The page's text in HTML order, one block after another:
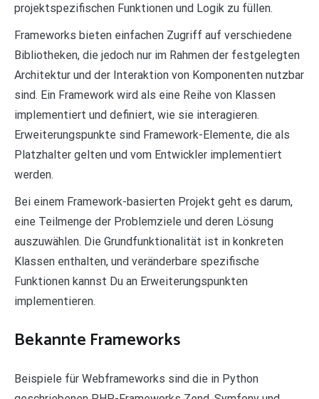
projektspezifischen Funktionen und Logik zu füllen.
Frameworks bieten einfachen Zugriff auf verschiedene
Bibliotheken, die jedoch nur im Rahmen der festgelegten
Architektur und der Interaktion von Komponenten nutzbar
sind. Ein Framework wird als eine Reihe von Klassen
implementiert und definiert, wie sie interagieren.
Erweiterungspunkte sind Framework-Elemente, die als
Platzhalter gelten und vom Entwickler implementiert
werden.
Bei einem Framework-basierten Projekt geht es darum,
eine Teilmenge der Problemziele und deren Lösung
auszuwählen. Die Grundfunktionalität ist in konkreten
Klassen enthalten, und veränderbare spezifische
Funktionen kannst Du an Erweiterungspunkten
implementieren.
Bekannte Frameworks
Beispiele für Webframeworks sind die in Python